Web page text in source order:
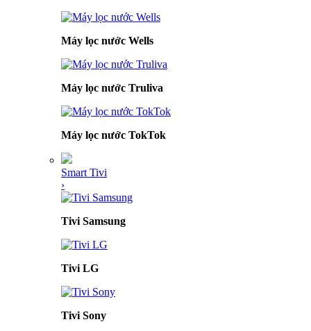
Máy lọc nước Wells
Máy lọc nước Truliva
Máy lọc nước TokTok
Smart Tivi
›
Tivi Samsung
Tivi LG
Tivi Sony